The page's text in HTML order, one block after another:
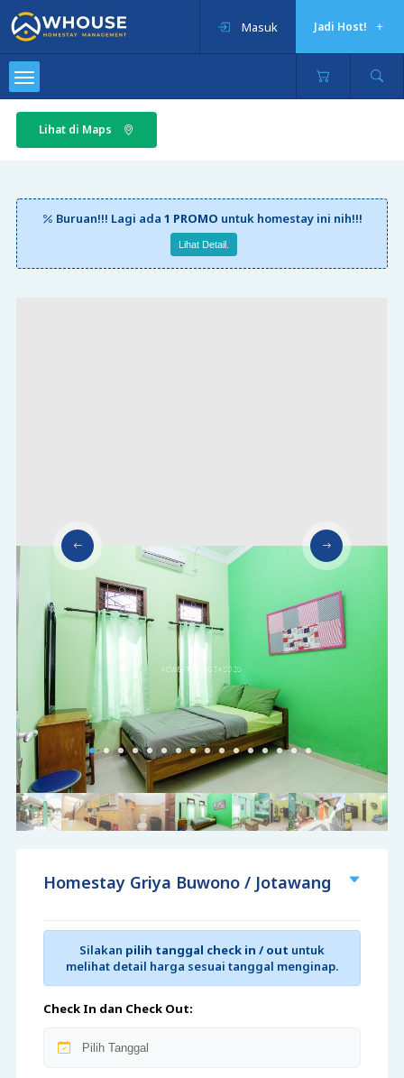
Jadi Host!
Masuk
Lihat di Maps
Buruan!!! Lagi ada 1 PROMO untuk homestay ini nih!!!
Lihat Detail.
Homestay Griya Buwono / Jotawang
Silakan pilih tanggal check in / out untuk
melihat detail harga sesuai tanggal menginap.
Check In dan Check Out: